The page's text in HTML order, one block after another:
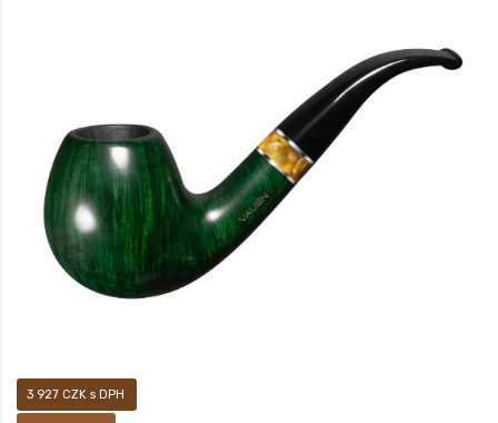
3 927 CZK s DPH
Prodej pouze osobám starších 18-ti let! Novinka jara 2020. Sametově matný,
ručně voskovaný povrch dýmky vám pak dává především pocítit, jak příjemné je